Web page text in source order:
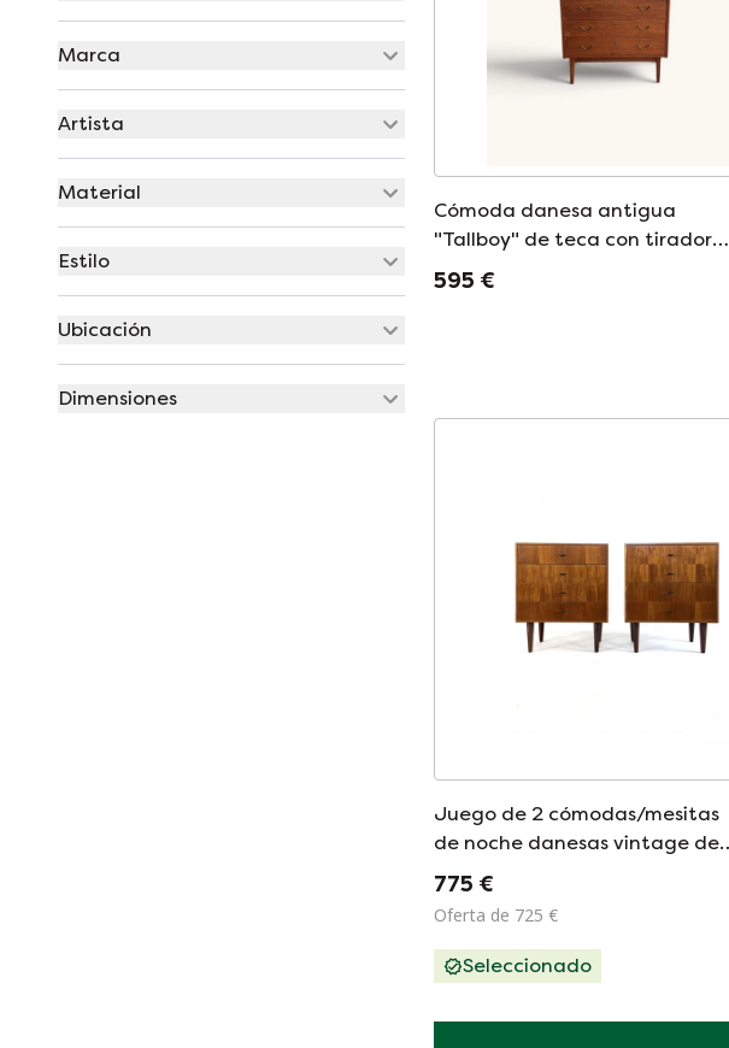
Marca
Artista
Material
Estilo
Ubicación
Dimensiones
Cómoda danesa antigua
"Tallboy" de teca con tiradores
de latón.
595 €
Juego de 2 cómodas/mesitas
de noche danesas vintage de
la década de 1960
775 €
Oferta de 725 €
Seleccionado